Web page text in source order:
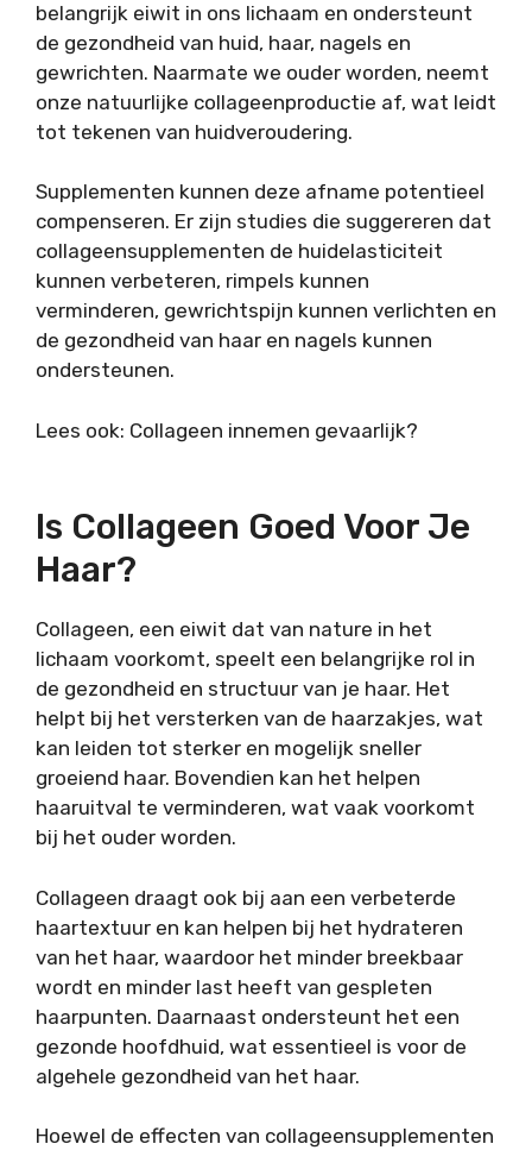
belangrijk eiwit in ons lichaam en ondersteunt
de gezondheid van huid, haar, nagels en
gewrichten. Naarmate we ouder worden, neemt
onze natuurlijke collageenproductie af, wat leidt
tot tekenen van huidveroudering.
Supplementen kunnen deze afname potentieel
compenseren. Er zijn studies die suggereren dat
collageensupplementen de huidelasticiteit
kunnen verbeteren, rimpels kunnen
verminderen, gewrichtspijn kunnen verlichten en
de gezondheid van haar en nagels kunnen
ondersteunen.
Lees ook: Collageen innemen gevaarlijk?
Is Collageen Goed Voor Je
Haar?
Collageen, een eiwit dat van nature in het
lichaam voorkomt, speelt een belangrijke rol in
de gezondheid en structuur van je haar. Het
helpt bij het versterken van de haarzakjes, wat
kan leiden tot sterker en mogelijk sneller
groeiend haar. Bovendien kan het helpen
haaruitval te verminderen, wat vaak voorkomt
bij het ouder worden.
Collageen draagt ook bij aan een verbeterde
haartextuur en kan helpen bij het hydrateren
van het haar, waardoor het minder breekbaar
wordt en minder last heeft van gespleten
haarpunten. Daarnaast ondersteunt het een
gezonde hoofdhuid, wat essentieel is voor de
algehele gezondheid van het haar.
Hoewel de effecten van collageensupplementen